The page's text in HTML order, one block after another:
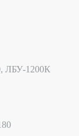
ЛБУ-1200К